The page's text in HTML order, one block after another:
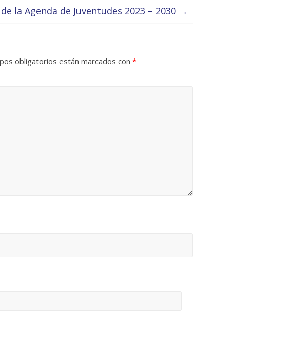
la Agenda de Juventudes 2023 – 2030 →
obligatorios están marcados con *